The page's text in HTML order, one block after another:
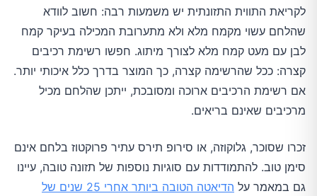
לקריאת התווית התזונתית יש משמעות רבה: חשוב לוודא
שהלחם עשוי מקמח מלא ולא מתערובת המכילה בעיקר קמח
לבן עם מעט קמח מלא לצורך מיתוג. חפשו רשימת רכיבים
קצרה: ככל שהרשימה קצרה, כך המוצר בדרך כלל איכותי יותר.
אם רשימת הרכיבים ארוכה ומסובכת, ייתכן שהלחם מכיל
מרכיבים שאינם בריאים.
זכרו שסוכר, גלוקוזה, או סירופ תירס עתיר פרוקטוז בלחם אינם
סימן טוב. להתמודדות עם סוגיות נוספות של תזונה טובה, עיינו
גם במאמר על
הדיאטה הטובה ביותר אחרי 25 שנים של